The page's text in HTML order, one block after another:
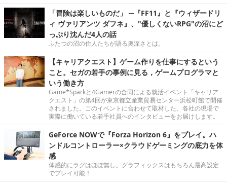
「冒険は楽しいものだ」 ─『FF11』と『ウィザードリ
ィ ヴァリアンツ ダフネ』、"優しくないRPG"の沼にど
っぷり沈んだ4人の話
ふたつの沼の住人たちが語る奥深さとは。
【キャリアクエスト】ゲーム作りを仕事にするという
こと。セガの若手の事例に見る，ゲームプログラマと
いう働き方
Game*Sparkと4Gamerの合同による就活イベント「キャリア
クエスト」の第4回が東京都立産業貿易センター浜松町館で開催
されました。このイベントに合わせて取材した、各社の現場で
実際に働いている若手社員へのインタビューをお届けします。
GeForce NOWで『Forza Horizon 6』をプレイ。ハ
ンドルコントローラー×クラウドゲーミングの底力を体
感
体感的にラグはほぼ無し。グラフィックスはもちろん最高設定
でプレイ可能！